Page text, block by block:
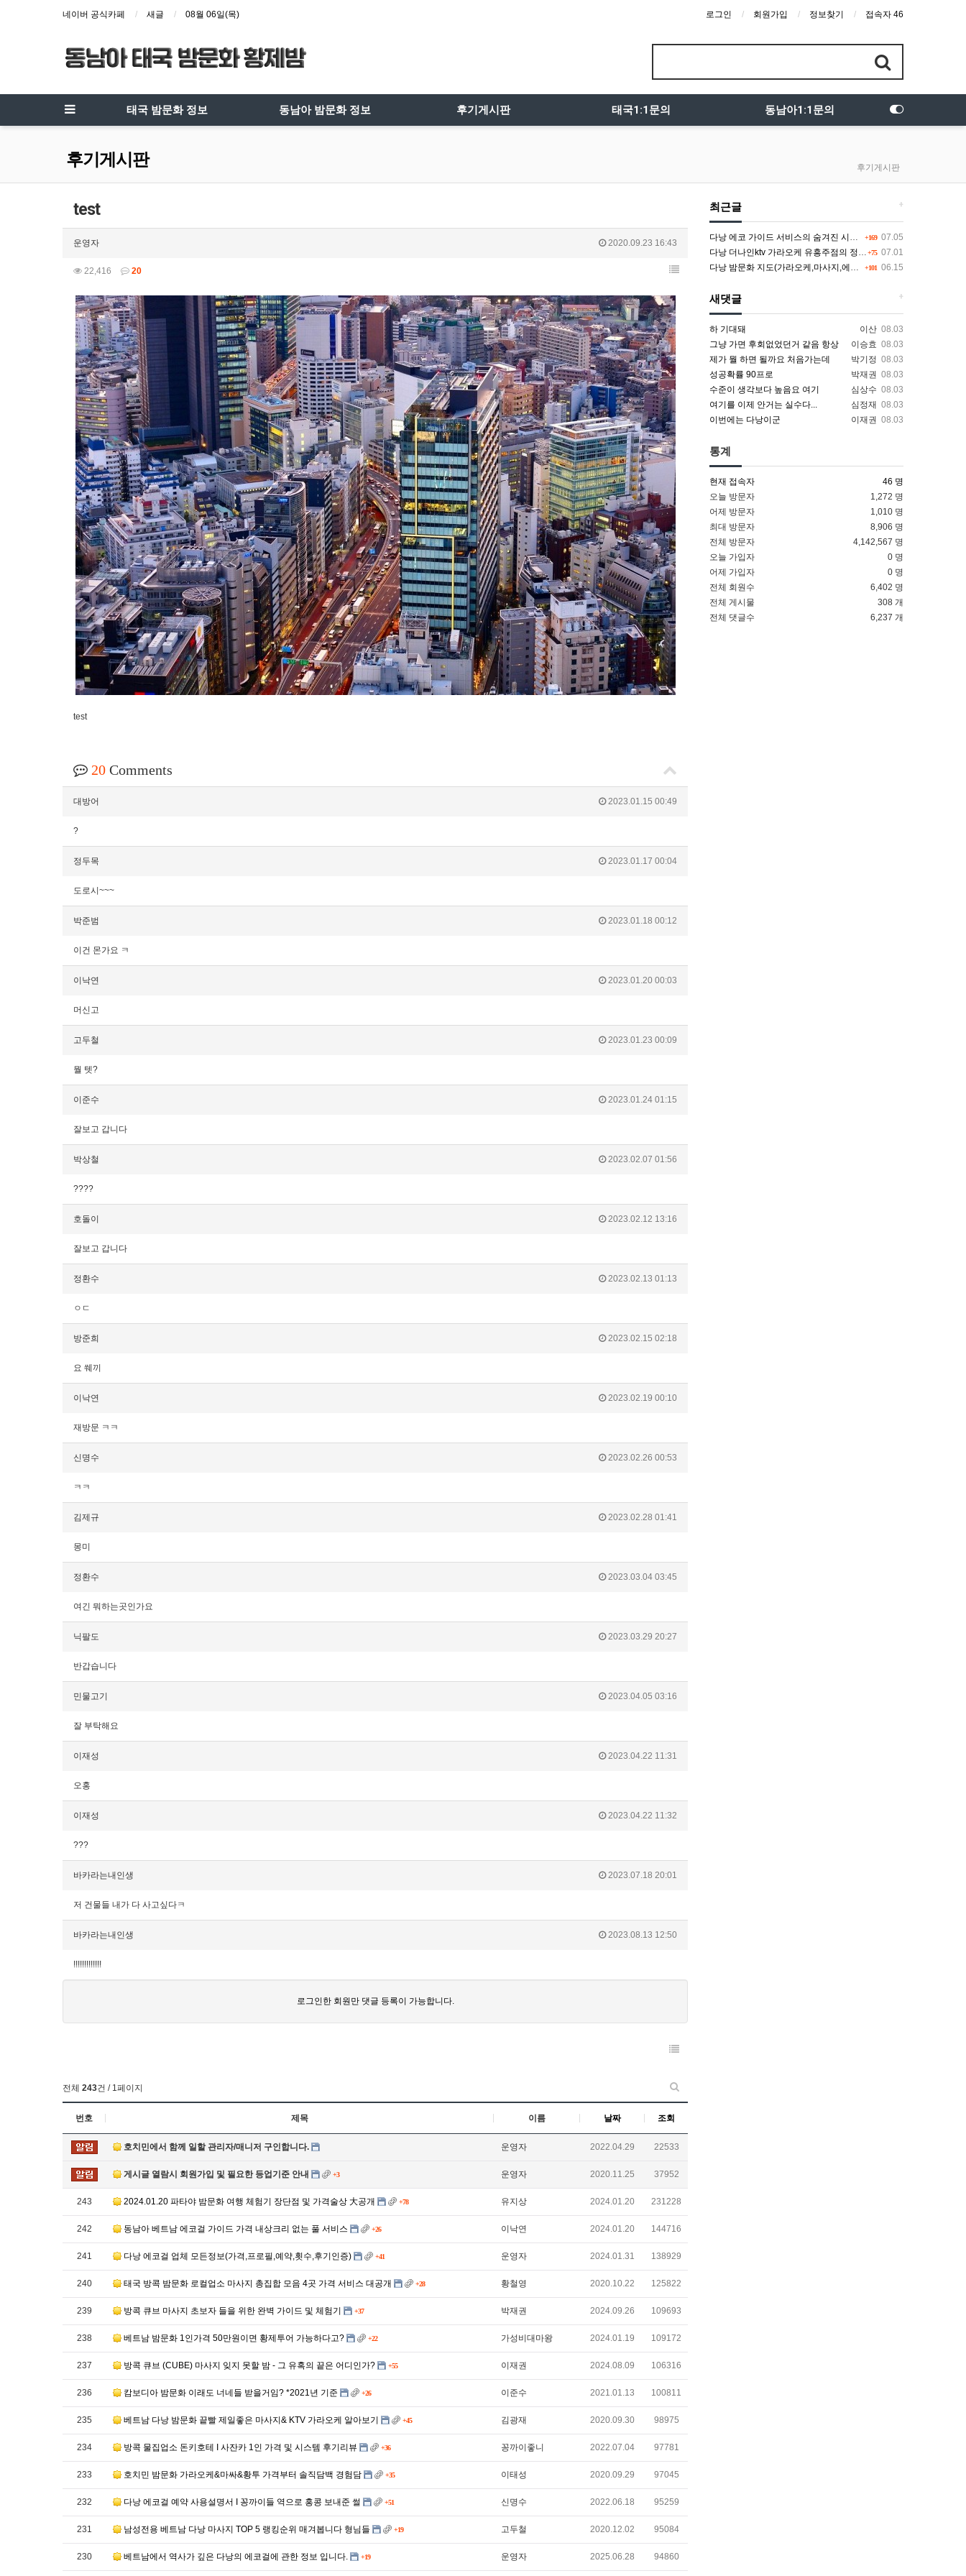
네이버 공식카페 새글 08월 06일(목) 로그인 회원가입 정보찾기 접속자 46
태국 밤문화 정보 동남아 밤문화 정보 후기게시판 태국1:1문의 동남아1:1문의
후기게시판 후기게시판
test
운영자 2020.09.23 16:43
22,416 20
test
20 Comments
대방어 2023.01.15 00:49
?
정두목 2023.01.17 00:04
도로시~~~
박준범 2023.01.18 00:12
이건 몬가요 ㅋ
이낙연 2023.01.20 00:03
머신고
고두철 2023.01.23 00:09
뭘 텟?
이준수 2023.01.24 01:15
잘보고 갑니다
박상철 2023.02.07 01:56
????
호돌이 2023.02.12 13:16
잘보고 갑니다
정환수 2023.02.13 01:13
ㅇㄷ
방준희 2023.02.15 02:18
요 쒜끼
이낙연 2023.02.19 00:10
재방문 ㅋㅋ
신명수 2023.02.26 00:53
ㅋㅋ
김제규 2023.02.28 01:41
몽미
정환수 2023.03.04 03:45
여긴 뭐하는곳인가요
닉팔도 2023.03.29 20:27
반갑습니다
민물고기 2023.04.05 03:16
잘 부탁해요
이재성 2023.04.22 11:31
오홍
이재성 2023.04.22 11:32
???
바카라는내인생 2023.07.18 20:01
저 건물들 내가 다 사고싶다ㅋ
바카라는내인생 2023.08.13 12:50
!!!!!!!!!!!!!
로그인한 회원만 댓글 등록이 가능합니다.
전체 243건 / 1페이지
번호 제목 이름 날짜 조회
호치민에서 함께 일할 관리자/매니저 구인합니다. 운영자 2022.04.29 22533
게시글 열람시 회원가입 및 필요한 등업기준 안내 +3 운영자 2020.11.25 37952
243 2024.01.20 파타야 밤문화 여행 체험기 장단점 및 가격술상 大공개 +78 유지상 2024.01.20 231228
242 동남아 베트남 에코걸 가이드 가격 내상크리 없는 풀 서비스 +26 이낙연 2024.01.20 144716
241 다낭 에코걸 업체 모든정보(가격,프로필,예약,횟수,후기인증) +41 운영자 2024.01.31 138929
240 태국 방콕 밤문화 로컬업소 마사지 총집합 모음 4곳 가격 서비스 대공개 +28 황철영 2020.10.22 125822
239 방콕 큐브 마사지 초보자 들을 위한 완벽 가이드 및 체험기 +37 박재권 2024.09.26 109693
238 베트남 밤문화 1인가격 50만원이면 황제투어 가능하다고? +22 가성비대마왕 2024.01.19 109172
237 방콕 큐브 (CUBE) 마사지 잊지 못할 밤 - 그 유혹의 끝은 어디인가? +55 이재권 2024.08.09 106316
236 캄보디아 밤문화 이래도 너네들 받을거임? *2021년 기준 +26 이준수 2021.01.13 100811
235 베트남 다낭 밤문화 끝빨 제일좋은 마사지& KTV 가라오케 알아보기 +45 김광재 2020.09.30 98975
234 방콕 물집업소 돈키호테 I 사잔카 1인 가격 및 시스템 후기리뷰 +36 꽁까이좋니 2022.07.04 97781
233 호치민 밤문화 가라오케&마싸&황투 가격부터 솔직담백 경험담 +35 이태성 2020.09.29 97045
232 다낭 에코걸 예약 사용설명서 I 꽁까이들 역으로 홍콩 보내준 썰 +51 신명수 2022.06.18 95259
231 남성전용 베트남 다낭 마사지 TOP 5 랭킹순위 매겨봅니다 형님들 +19 고두철 2020.12.02 95084
230 베트남에서 역사가 깊은 다낭의 에코걸에 관한 정보 입니다. +19 운영자 2025.06.28 94860
+
최근글
+169 07.05
다낭 에코 가이드 서비스의 숨겨진 시스템과 다채로운 인력 풀의 진실
+75 07.01
다낭 더나인ktv 가라오케 유흥주점의 정석을 찾고 있다면 여기
+101 06.15
다낭 밤문화 지도(가라오케,마사지,에코걸,토킹바,클럽) 유흥별 가격 및 후기공유
+
새댓글
이산 08.03
하 기대돼
이승효 08.03
그냥 가면 후회없었던거 같음 항상
박기정 08.03
제가 뭘 하면 될까요 처음가는데
박재권 08.03
성공확률 90프로
심상수 08.03
수준이 생각보다 높음요 여기
심정재 08.03
여기를 이제 안거는 실수다...
이재권 08.03
이번에는 다낭이군
통계
현재 접속자
46 명
오늘 방문자
1,272 명
어제 방문자
1,010 명
최대 방문자
8,906 명
전체 방문자
4,142,567 명
오늘 가입자
0 명
어제 가입자
0 명
전체 회원수
6,402 명
전체 게시물
308 개
전체 댓글수
6,237 개